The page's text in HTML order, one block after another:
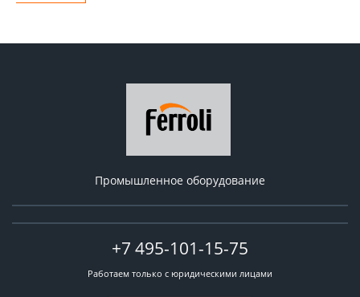
Промышленное оборудование
+7 495-101-15-75
Работаем только с юридическими лицами